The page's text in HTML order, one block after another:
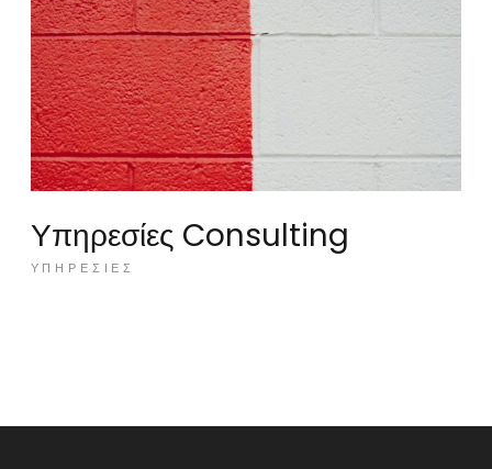
Υπηρεσίες Consulting
ΥΠΗΡΕΣΊΕΣ